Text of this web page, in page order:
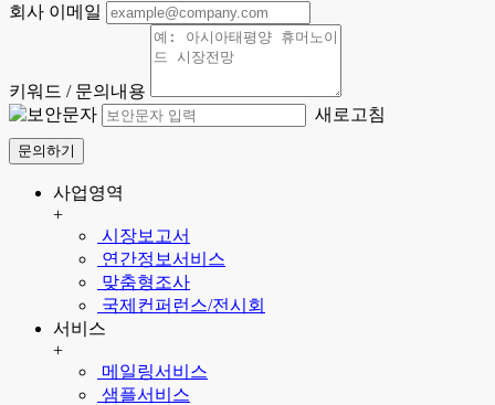
회사 이메일
키워드 / 문의내용
새로고침
문의하기
사업영역
+
시장보고서
연간정보서비스
맞춤형조사
국제컨퍼런스/전시회
서비스
+
메일링서비스
샘플서비스